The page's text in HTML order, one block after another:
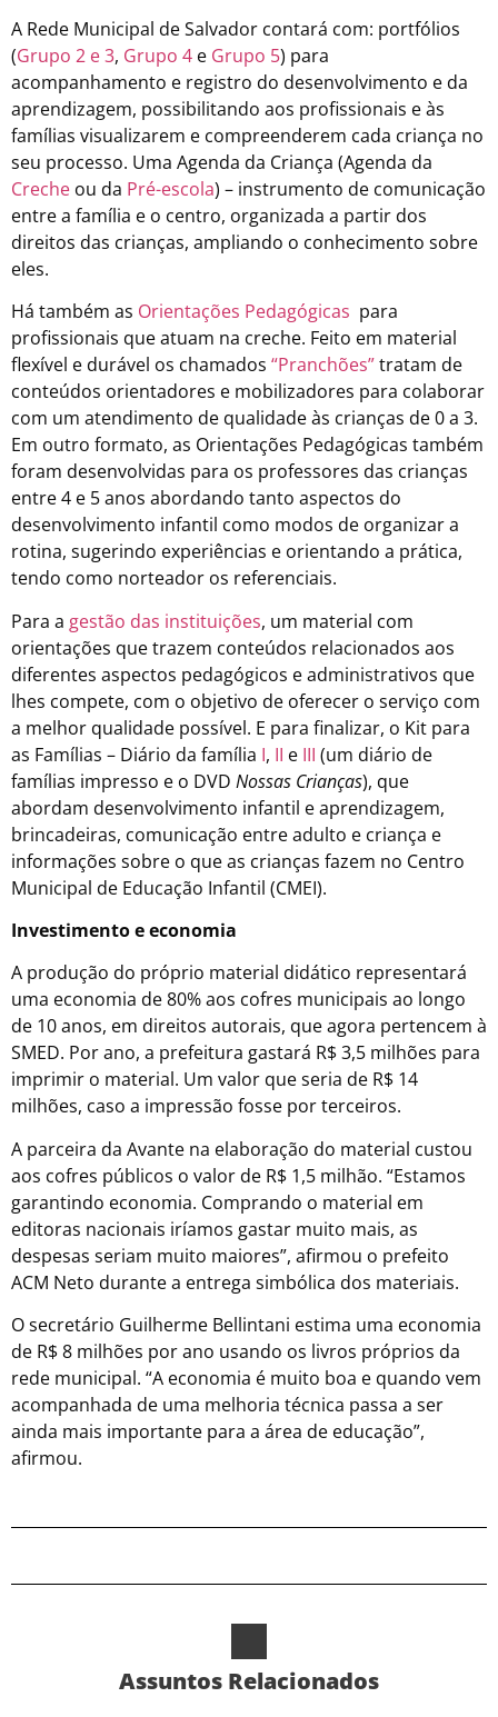
A Rede Municipal de Salvador contará com: portfólios
(Grupo 2 e 3, Grupo 4 e Grupo 5) para
acompanhamento e registro do desenvolvimento e da
aprendizagem, possibilitando aos profissionais e às
famílias visualizarem e compreenderem cada criança no
seu processo. Uma Agenda da Criança (Agenda da
Creche ou da Pré-escola) – instrumento de comunicação
entre a família e o centro, organizada a partir dos
direitos das crianças, ampliando o conhecimento sobre
eles.
Há também as Orientações Pedagógicas para
profissionais que atuam na creche. Feito em material
flexível e durável os chamados “Pranchões”tratam de
conteúdos orientadores e mobilizadores para colaborar
com um atendimento de qualidade às crianças de 0 a 3.
Em outro formato, as Orientações Pedagógicas também
foram desenvolvidas para os professores das crianças
entre 4 e 5 anos abordando tanto aspectos do
desenvolvimento infantil como modos de organizar a
rotina, sugerindo experiências e orientando a prática,
tendo como norteador os referenciais.
Para a gestão das instituições, um material com
orientações que trazem conteúdos relacionados aos
diferentes aspectos pedagógicos e administrativos que
lhes compete, com o objetivo de oferecer o serviço com
a melhor qualidade possível. E para finalizar, o Kit para
as Famílias – Diário da família I, II e III (um diário de
famílias impresso e o DVD Nossas Crianças), que
abordam desenvolvimento infantil e aprendizagem,
brincadeiras, comunicação entre adulto e criança e
informações sobre o que as crianças fazem no Centro
Municipal de Educação Infantil (CMEI).
Investimento e economia
A produção do próprio material didático representará
uma economia de 80% aos cofres municipais ao longo
de 10 anos, em direitos autorais, que agora pertencem à
SMED. Por ano, a prefeitura gastará R$ 3,5 milhões para
imprimir o material. Um valor que seria de R$ 14
milhões, caso a impressão fosse por terceiros.
A parceira da Avante na elaboração do material custou
aos cofres públicos o valor de R$ 1,5 milhão. “Estamos
garantindo economia. Comprando o material em
editoras nacionais iríamos gastar muito mais, as
despesas seriam muito maiores”, afirmou o prefeito
ACM Neto durante a entrega simbólica dos materiais.
O secretário Guilherme Bellintani estima uma economia
de R$ 8 milhões por ano usando os livros próprios da
rede municipal. “A economia é muito boa e quando vem
acompanhada de uma melhoria técnica passa a ser
ainda mais importante para a área de educação”,
afirmou.
Assuntos Relacionados